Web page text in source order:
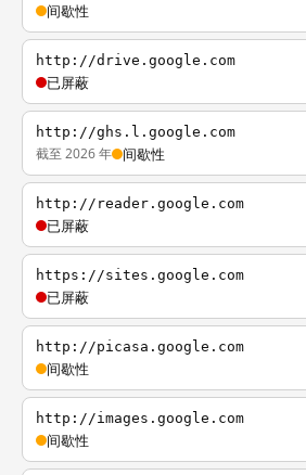
间歇性
http://drive.google.com
已屏蔽
http://ghs.l.google.com
截至 2026 年 间歇性
http://reader.google.com
已屏蔽
https://sites.google.com
已屏蔽
http://picasa.google.com
间歇性
http://images.google.com
间歇性